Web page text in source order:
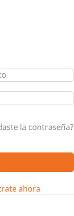
la contraseña?
ahora